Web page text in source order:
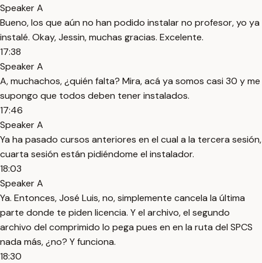
Speaker A
Bueno, los que aún no han podido instalar no profesor, yo ya
instalé. Okay, Jessin, muchas gracias. Excelente.
17:38
Speaker A
A, muchachos, ¿quién falta? Mira, acá ya somos casi 30 y me
supongo que todos deben tener instalados.
17:46
Speaker A
Ya ha pasado cursos anteriores en el cual a la tercera sesión,
cuarta sesión están pidiéndome el instalador.
18:03
Speaker A
Ya. Entonces, José Luis, no, simplemente cancela la última
parte donde te piden licencia. Y el archivo, el segundo
archivo del comprimido lo pega pues en en la ruta del SPCS
nada más, ¿no? Y funciona.
18:30